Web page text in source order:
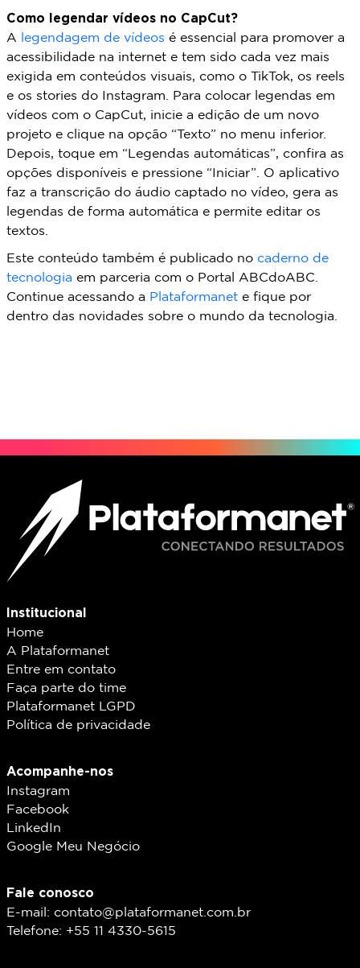
Como legendar vídeos no CapCut?
A legendagem de vídeos é essencial para promover a
acessibilidade na internet e tem sido cada vez mais
exigida em conteúdos visuais, como o TikTok, os reels
e os stories do Instagram. Para colocar legendas em
vídeos com o CapCut, inicie a edição de um novo
projeto e clique na opção “Texto” no menu inferior.
Depois, toque em “Legendas automáticas”, confira as
opções disponíveis e pressione “Iniciar”. O aplicativo
faz a transcrição do áudio captado no vídeo, gera as
legendas de forma automática e permite editar os
textos.
Este conteúdo também é publicado no caderno de
tecnologia em parceria com o Portal ABCdoABC.
Continue acessando a Plataformanete fique por
dentro das novidades sobre o mundo da tecnologia.
Institucional
Home
A Plataformanet
Entre em contato
Faça parte do time
Plataformanet LGPD
Política de privacidade
Acompanhe-nos
Instagram
Facebook
LinkedIn
Google Meu Negócio
Fale conosco
E-mail: contato@plataformanet.com.br
Telefone: +55 11 4330-5615